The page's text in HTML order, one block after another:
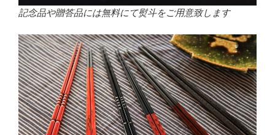
記念品や贈答品には無料にて熨斗をご用意致します